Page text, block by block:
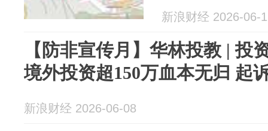
新浪财经 2026-06-
【防非宣传月】华林投教 | 投
境外投资超150万血本无归 起
新浪财经 2026-06-08